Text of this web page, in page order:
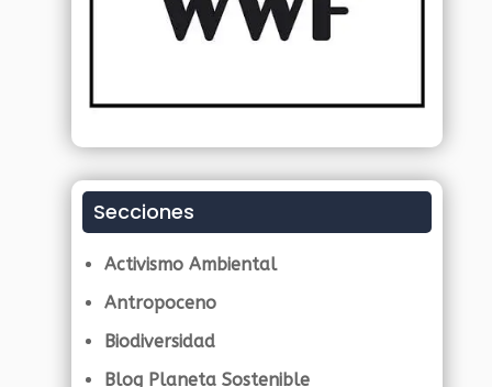
Secciones
Activismo Ambiental
Antropoceno
Biodiversidad
Blog Planeta Sostenible